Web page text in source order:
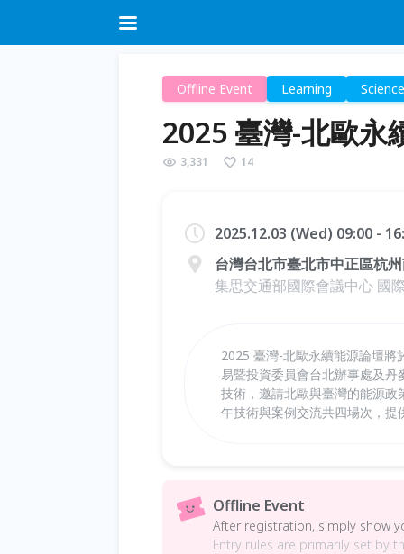
Offline Event Learning
2025 臺灣-北歐永
3,331 14
2025.12.03 (Wed) 09:00 -
台灣台北市臺北市中正區杭
集思交通部國際會議中心 國
2025 臺灣-北歐永續能源論壇將
易暨投資委員會台北辦事處及
技術，邀請北歐與臺灣的能源
午技術與案例交流共四場次，
Offline Event
After registration, simply show
Entry rules are primarily set by